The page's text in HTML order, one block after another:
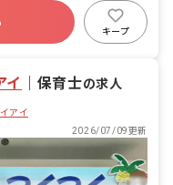
オリーダーへの挑戦、海
など、関心のあるキャリ
キープ
イ 保育士の求人
アイ
2026/07/09更新